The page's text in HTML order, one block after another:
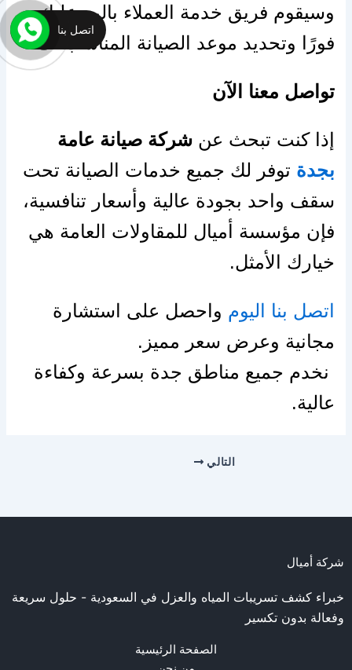
وسيقوم فريق خدمة العملاء بالرد عليك
فورًا وتحديد موعد الصيانة المناسب لك.
تواصل معنا الآن
إذا كنت تبحث عنشركة صيانة عامة
بجدة توفر لك جميع خدمات الصيانة تحت
سقف واحد بجودة عالية وأسعار تنافسية،
فإن مؤسسة أميال للمقاولات العامة هي
خيارك الأمثل.
اتصل بنا اليوم واحصل على استشارة
مجانية وعرض سعر مميز.
نخدم جميع مناطق جدة بسرعة وكفاءة
عالية.
التالي
شركة أميال
خبراء كشف تسريبات المياه والعزل في السعودية - حلول سريعة
وفعالة بدون تكسير
الصفحة الرئيسية
اتصل بنا